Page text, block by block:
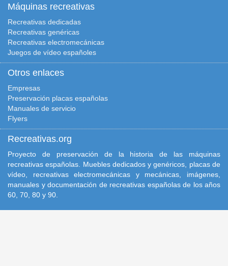
Máquinas recreativas
Recreativas dedicadas
Recreativas genéricas
Recreativas electromecánicas
Juegos de vídeo españoles
Otros enlaces
Empresas
Preservación placas españolas
Manuales de servicio
Flyers
Recreativas.org
Proyecto de preservación de la historia de las máquinas
recreativas españolas. Muebles dedicados y genéricos, placas de
vídeo, recreativas electromecánicas y mecánicas, imágenes,
manuales y documentación de recreativas españolas de los años
60, 70, 80 y 90.